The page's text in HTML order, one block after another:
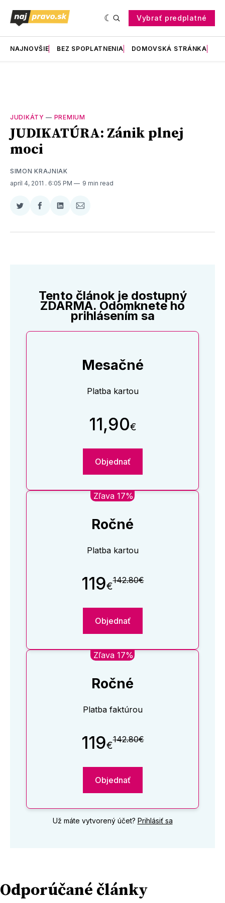
Vybrať predplatné
NAJNOVŠIE BEZ SPOPLATNENIA DOMOVSKÁ STRÁNKA
JUDIKÁTY — PREMIUM
JUDIKATÚRA: Zánik plnej
moci
SIMON KRAJNIAK
apríl 4, 2011 . 6:05 PM 9 min read
Zdieľať
Twitter
Zdieľať
Facebooku
Zdieľať
LinkedIne
Zdieľať
E-
Tento článok je dostupný
ZDARMA. Odomknete ho
prihlásením sa
Mesačné
Platba kartou
11,90€
Objednať
Zľava 17%
Ročné
Platba kartou
119€142.80€
Objednať
Zľava 17%
Ročné
Platba faktúrou
119€142.80€
Objednať
Už máte vytvorený účet? Prihlásiť sa
Odporúčané články